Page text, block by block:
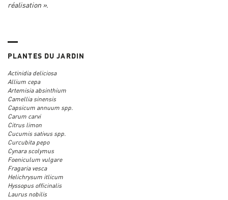
réalisation ».
PLANTES DU JARDIN
Actinidia deliciosa
Allium cepa
Artemisia absinthium
Camellia sinensis
Capsicum annuum spp.
Carum carvi
Citrus limon
Cucumis sativus spp.
Curcubita pepo
Cynara scolymus
Foeniculum vulgare
Fragaria vesca
Helichrysum itlicum
Hyssopus officinalis
Laurus nobilis